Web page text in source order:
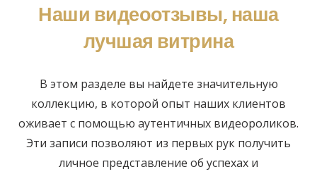
Наши видеоотзывы, наша
лучшая витрина
В этом разделе вы найдете значительную
коллекцию, в которой опыт наших клиентов
оживает с помощью аутентичных видеороликов.
Эти записи позволяют из первых рук получить
личное представление об успехах и